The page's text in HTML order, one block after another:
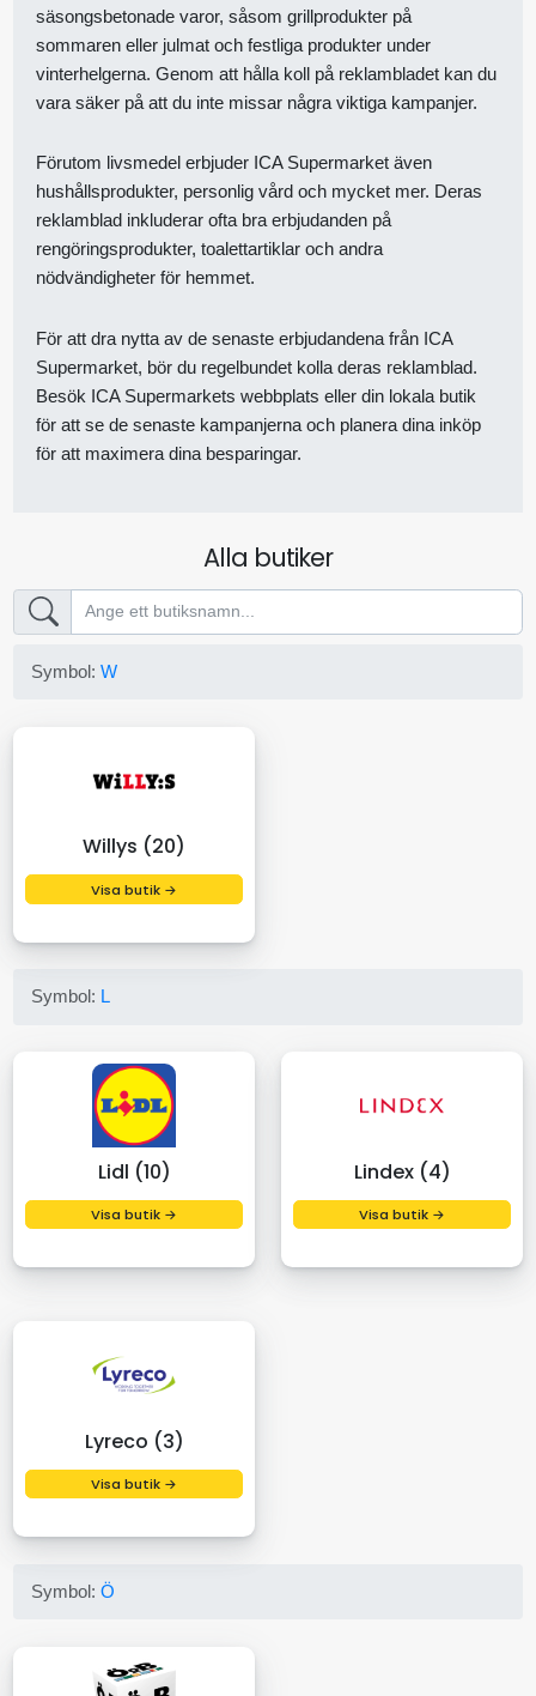
säsongsbetonade varor, såsom grillprodukter på
sommaren eller julmat och festliga produkter under
vinterhelgerna. Genom att hålla koll på reklambladet kan du
vara säker på att du inte missar några viktiga kampanjer.
Förutom livsmedel erbjuder ICA Supermarket även
hushållsprodukter, personlig vård och mycket mer. Deras
reklamblad inkluderar ofta bra erbjudanden på
rengöringsprodukter, toalettartiklar och andra
nödvändigheter för hemmet.
För att dra nytta av de senaste erbjudandena från ICA
Supermarket, bör du regelbundet kolla deras reklamblad.
Besök ICA Supermarkets webbplats eller din lokala butik
för att se de senaste kampanjerna och planera dina inköp
för att maximera dina besparingar.
Alla butiker
Symbol:W
Willys (20)
Visa butik →
Symbol: L
Lidl (10)
Visa butik →
Lindex (4)
Visa butik →
Lyreco (3)
Visa butik →
Symbol:Ö